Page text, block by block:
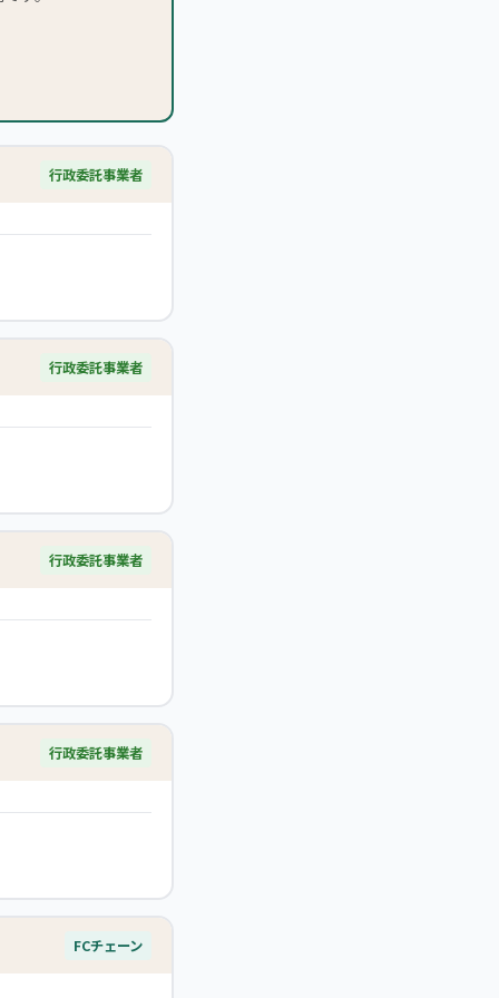
行政委託事業者
行政委託事業者
行政委託事業者
行政委託事業者
FCチェーン